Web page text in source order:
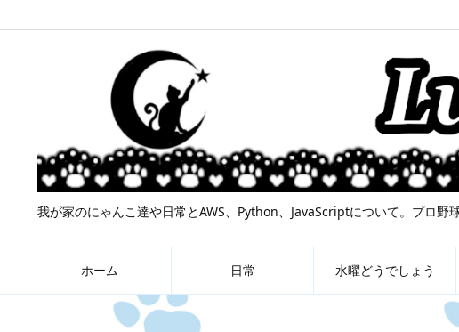
我が家のにゃんこ達や日常とAWS、Python、JavaScriptについて。プロ野
ホーム 日常 水曜どうでしょう